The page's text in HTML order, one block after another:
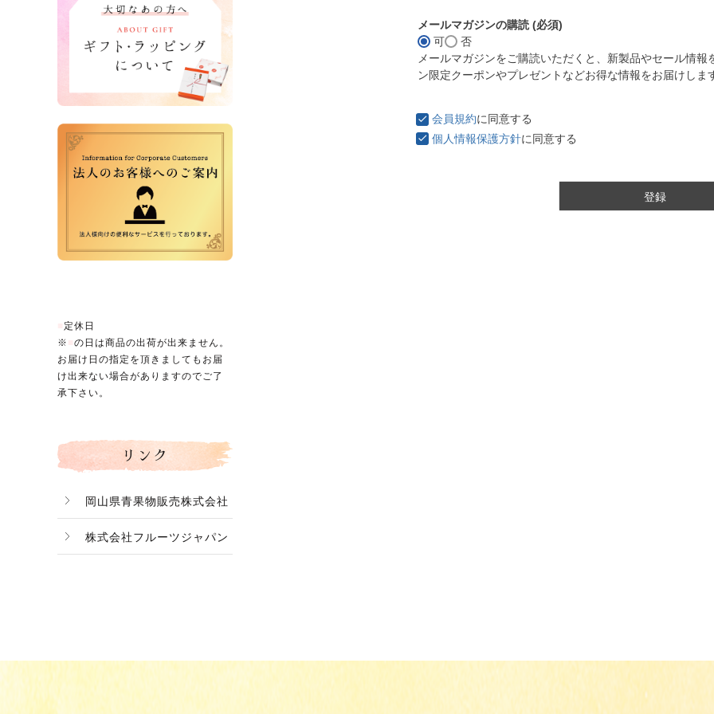
定休日
※
の日は商品の出荷が出来ません。
お届け日の指定を頂きましてもお届
け出来ない場合がありますのでご了
承下さい。
リンク
岡山県青果物販売株式会社
株式会社フルーツジャパン
メールマガジンの購読 (必須)
可
否
メールマガジンをご購読いただくと、新製品やセール情
ン限定クーポンやプレゼントなどお得な情報をお届けしま
会員規約に同意する
個人情報保護方針に同意する
登録